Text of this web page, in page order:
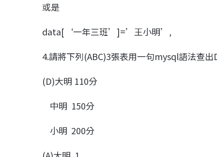
或是
data[‘一年三班’]=’王小明’,
4.請將下列(ABC)3張表用一句mysql語法查出
(D)大明 110分
中明 150分
小明 200分